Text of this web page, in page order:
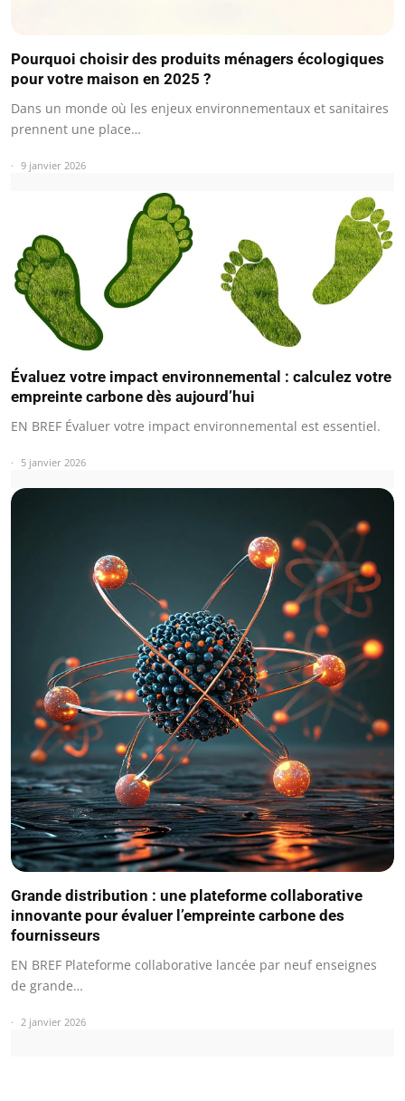
Pourquoi choisir des produits ménagers écologiques
pour votre maison en 2025 ?
Dans un monde où les enjeux environnementaux et sanitaires
prennent une place…
9 janvier 2026
Évaluez votre impact environnemental : calculez votre
empreinte carbone dès aujourd’hui
EN BREF Évaluer votre impact environnemental est essentiel.
5 janvier 2026
Grande distribution : une plateforme collaborative
innovante pour évaluer l’empreinte carbone des
fournisseurs
EN BREF Plateforme collaborative lancée par neuf enseignes
de grande…
2 janvier 2026